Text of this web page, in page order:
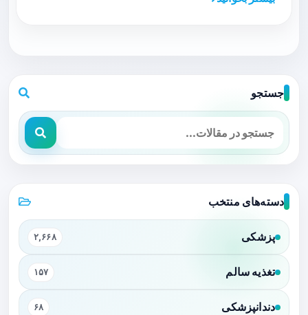
جستجو
دسته‌های منتخب
پزشکی ۲,۶۶۸
تغذیه سالم ۱۵۷
دندانپزشکی ۶۸